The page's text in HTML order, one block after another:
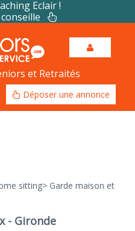
Eclair !
et Retraités
Déposer une annonce
sitting> Garde maison et
- Gironde